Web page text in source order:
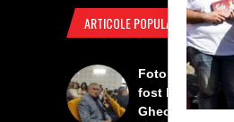
ARTICOLE POPULARE
Foto Izbiceni -
fost la
Gheorghe.